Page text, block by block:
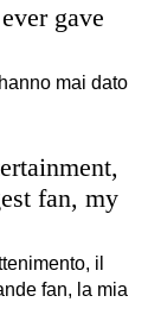
gave
mai dato
fan, my
il
fan, la mia